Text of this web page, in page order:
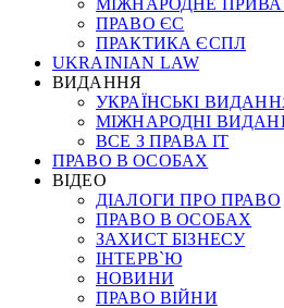
МІЖНАРОДНЕ
ПРАВО ЄС
ПРАКТИКА ЄСПЛ
UKRAINIAN LAW
ВИДАННЯ
УКРАЇНСЬКІ
МІЖНАРОДНІ
ВСЕ З ПРАВА ІТ
ПРАВО В ОСОБАХ
ВІДЕО
ДІАЛОГИ ПРО ПРАВО
ПРАВО В ОСОБАХ
ЗАХИСТ БІЗНЕСУ
ІНТЕРВ`Ю
НОВИНИ
ПРАВО ВІЙНИ